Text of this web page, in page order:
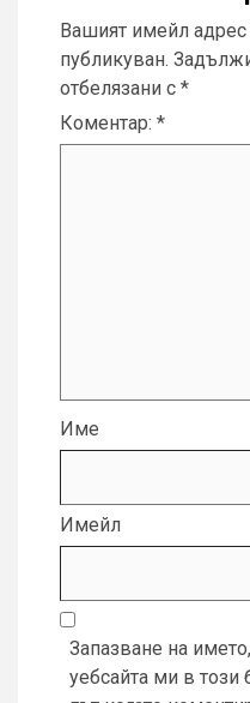
Вашият имейл
публикуван.
отбелязани с *
Коментар: *
Име
Имейл
Запазване на
уебсайта ми в този